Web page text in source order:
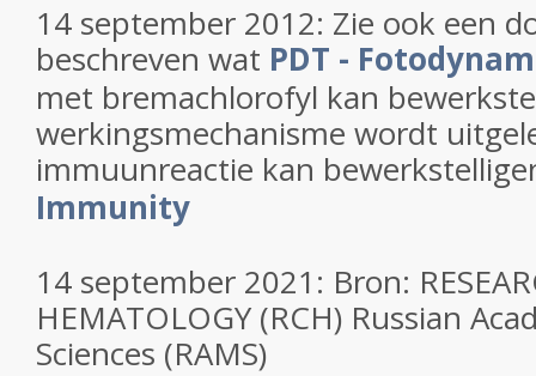
14 september 2012: Zie ook een
beschreven wat PDT -
met bremachlorofyl kan
werkingsmechanisme wordt
immuunreactie kan
Immunity
14 september 2021: Bron:
HEMATOLOGY (RCH) Russian
Sciences (RAMS)